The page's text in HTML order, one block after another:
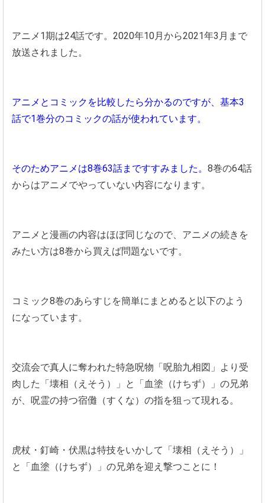
アニメ1期は24話です。2020年10月から2021年3月まで
放送されました。
アニメとコミックを比較したら分かるのですが、基本3
話で1巻分のコミックの話が使われています。
そのためアニメは8巻63話まですすみました。 8巻の64話
からはアニメでやっていない内容になります。
アニメと漫画の内容はほぼ同じなので、アニメの続きを
みたい方は8巻から買えば問題ないです。
コミック8巻のあらすじを簡単にまとめると以下のよう
になっています。
交流会で真人に奪われた特急呪物「呪胎九相図」より受
肉した「壊相（えそう）」と「血塗（けちず）」の兄弟
が、呪霊の持つ宿儺（すくな）の指を狙って現れる。
虎杖・釘崎・伏黒は特技をいかして「壊相（えそう）」
と「血塗（けちず）」の兄弟を迎え撃つことに！